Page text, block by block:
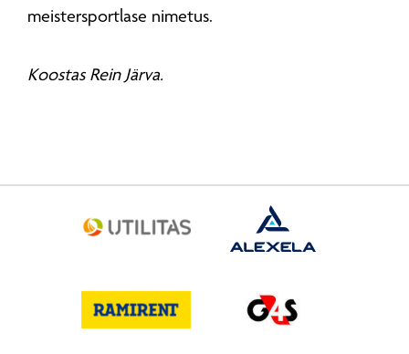
meistersportlase nimetus.
Koostas Rein Järva.